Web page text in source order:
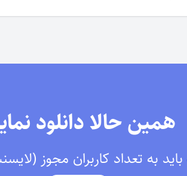
همین حالا دانلود
به تعداد کاربران مجوز